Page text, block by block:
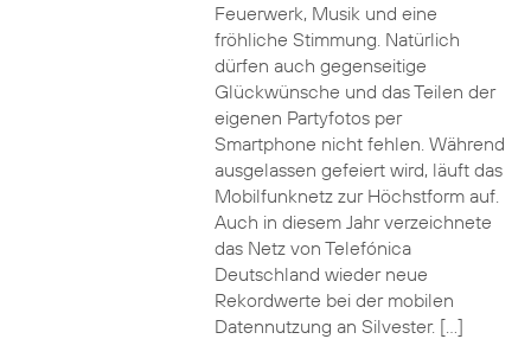
Feuerwerk, Musik und eine
fröhliche Stimmung. Natürlich
dürfen auch gegenseitige
Glückwünsche und das Teilen der
eigenen Partyfotos per
Smartphone nicht fehlen. Während
ausgelassen gefeiert wird, läuft das
Mobilfunknetz zur Höchstform auf.
Auch in diesem Jahr verzeichnete
das Netz von Telefónica
Deutschland wieder neue
Rekordwerte bei der mobilen
Datennutzung an Silvester. […]